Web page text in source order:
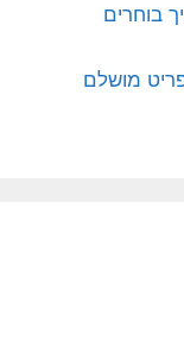
בוחרים
מושלם